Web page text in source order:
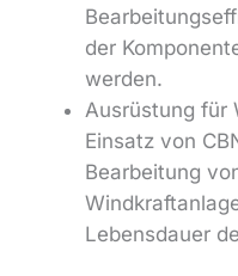
der
werden.
Ausrüstung für
Einsatz von
Bearbeitung
Lebensdauer